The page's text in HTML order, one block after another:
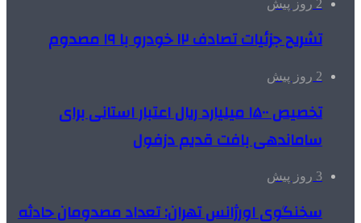
2 روز پیش
تشریح جزئیات تصادف ۱۲ خودرو با ۱۹ مصدوم
2 روز پیش
تخصیص ۱۵۰۰ میلیارد ریال اعتبار استانی برای
ساماندهی بافت قدیم دزفول
3 روز پیش
سخنگوی اورژانس تهران: تعداد مصدومان حادثه